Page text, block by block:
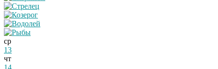
ср
13
чт
14